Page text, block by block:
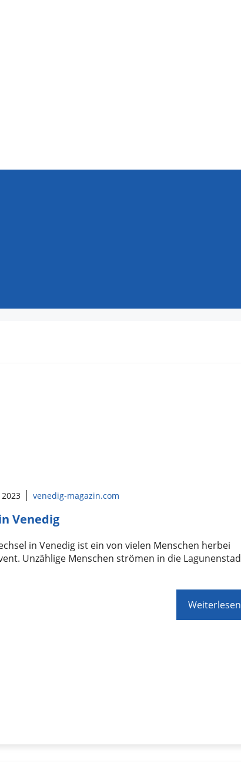
venedig-magazin.com
Venedig
in Venedig ist ein von vielen Menschen herbei
Unzählige Menschen strömen in die
Weiterlesen